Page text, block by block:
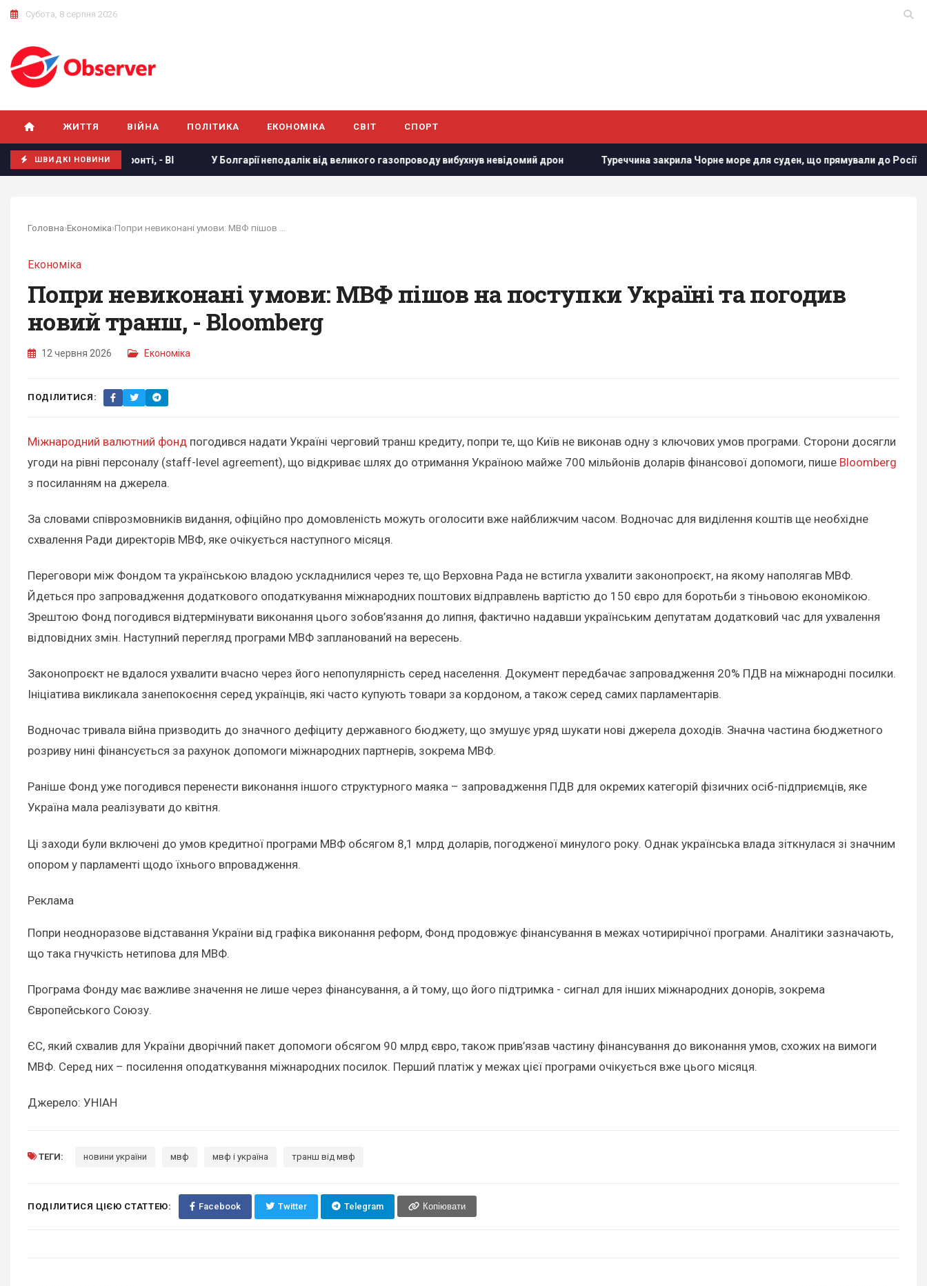
Субота, 8 серпня 2026
ЖИТТЯ ВІЙНА ПОЛІТИКА ЕКОНОМІКА СВІТ СПОРТ
ШВИДКІ НОВИНИ
виживання на фронті, - BI У Болгарії неподалік від великого газопроводу вибухнув невідомий дрон Туреччина закрила Чорне море для суден, що прямували до Росії та
Головна›Економіка›
Економіка
Попри невиконані умови: МВФ пішов на поступки Україні та погодив
новий транш, - Bloomberg
12 червня 2026 Економіка
ПОДІЛИТИСЯ:
Міжнародний валютний фонд погодився надати Україні черговий транш кредиту, попри те, що Київ не виконав одну з ключових умов програми. Сторони досягли
угоди на рівні персоналу (staff-level agreement), що відкриває шлях до отримання Україною майже 700 мільйонів доларів фінансової допомоги, пише Bloomberg
з посиланням на джерела.
За словами співрозмовників видання, офіційно про домовленість можуть оголосити вже найближчим часом. Водночас для виділення коштів ще необхідне
схвалення Ради директорів МВФ, яке очікується наступного місяця.
Переговори між Фондом та українською владою ускладнилися через те, що Верховна Рада не встигла ухвалити законопроєкт, на якому наполягав МВФ.
Йдеться про запровадження додаткового оподаткування міжнародних поштових відправлень вартістю до 150 євро для боротьби з тіньовою економікою.
Зрештою Фонд погодився відтермінувати виконання цього зобов’язання до липня, фактично надавши українським депутатам додатковий час для ухвалення
відповідних змін. Наступний перегляд програми МВФ запланований на вересень.
Законопроєкт не вдалося ухвалити вчасно через його непопулярність серед населення. Документ передбачає запровадження 20% ПДВ на міжнародні посилки.
Ініціатива викликала занепокоєння серед українців, які часто купують товари за кордоном, а також серед самих парламентарів.
Водночас тривала війна призводить до значного дефіциту державного бюджету, що змушує уряд шукати нові джерела доходів. Значна частина бюджетного
розриву нині фінансується за рахунок допомоги міжнародних партнерів, зокрема МВФ.
Раніше Фонд уже погодився перенести виконання іншого структурного маяка – запровадження ПДВ для окремих категорій фізичних осіб-підприємців, яке
Україна мала реалізувати до квітня.
Ці заходи були включені до умов кредитної програми МВФ обсягом 8,1 млрд доларів, погодженої минулого року. Однак українська влада зіткнулася зі значним
опором у парламенті щодо їхнього впровадження.
Реклама
Попри неодноразове відставання України від графіка виконання реформ, Фонд продовжує фінансування в межах чотирирічної програми. Аналітики зазначають,
що така гнучкість нетипова для МВФ.
Програма Фонду має важливе значення не лише через фінансування, а й тому, що його підтримка - сигнал для інших міжнародних донорів, зокрема
Європейського Союзу.
ЄС, який схвалив для України дворічний пакет допомоги обсягом 90 млрд євро, також прив’язав частину фінансування до виконання умов, схожих на вимоги
МВФ. Серед них – посилення оподаткування міжнародних посилок. Перший платіж у межах цієї програми очікується вже цього місяця.
Джерело: УНІАН
ТЕГИ: новини україни мвф мвф і україна транш від мвф
ПОДІЛИТИСЯ ЦІЄЮ СТАТТЕЮ: Facebook Twitter Telegram Копіювати